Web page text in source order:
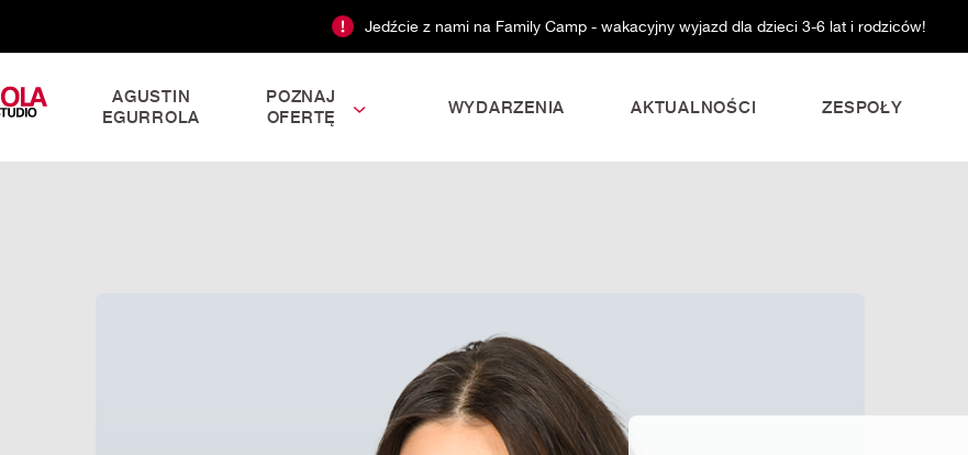
Jedźcie z nami na Family Camp - wakacyjny wyjazd dla dzieci 3-6 lat i rodziców!
AGUSTIN
EGURROLA
POZNAJ
OFERTĘ
WYDARZENIA AKTUALNOŚCI ZESPOŁY